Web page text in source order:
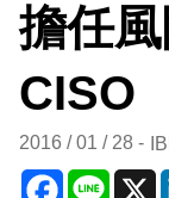
擔任
CISO
2016 / 01 / 28
Facebook
Line X